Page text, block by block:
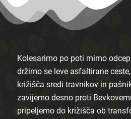
Kolesarimo po poti mimo
držimo se leve asfaltirane
križišča sredi travnikov in
zavijemo desno proti
pripeljemo do križišča ob